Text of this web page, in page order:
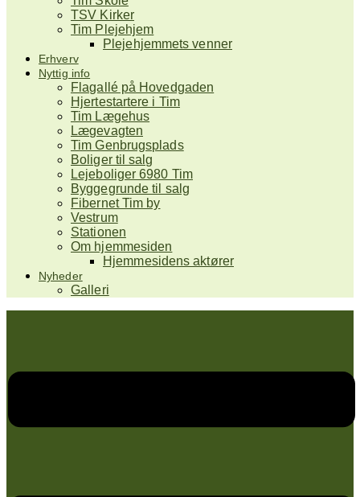
TSV Kirker
Tim Plejehjem
Plejehjemmets venner
Erhverv
Nyttig info
Flagallé på Hovedgaden
Hjertestartere i Tim
Tim Lægehus
Lægevagten
Tim Genbrugsplads
Boliger til salg
Lejeboliger 6980 Tim
Byggegrunde til salg
Fibernet Tim by
Vestrum
Stationen
Om hjemmesiden
Hjemmesidens aktører
Nyheder
Galleri